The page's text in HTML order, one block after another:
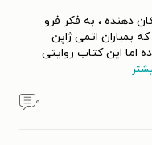
دهنده ، به فکر فرو
بمباران اتمی ژاپن
اما این کتاب روایتی
۰